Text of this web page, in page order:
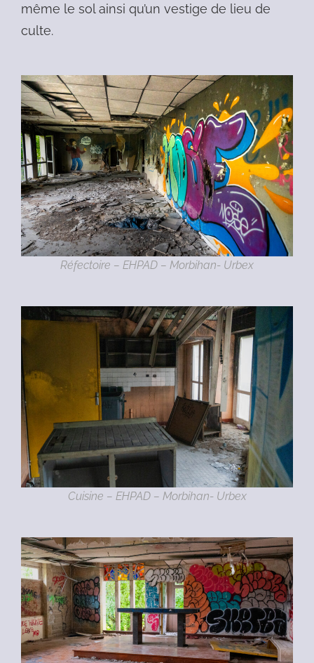
même le sol ainsi qu’un vestige de lieu de
culte.
Réfectoire – EHPAD – Morbihan- Urbex
Cuisine – EHPAD – Morbihan- Urbex